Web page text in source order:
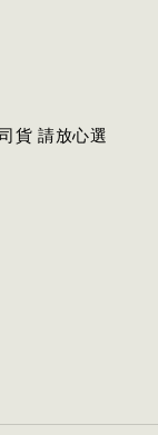
貨 請放心選